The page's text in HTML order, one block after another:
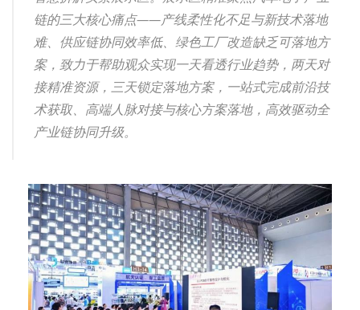
链的三大核心痛点——产线柔性化不足与新技术落地
难、供应链协同效率低、绿色工厂改造缺乏可落地方
案，致力于帮助观众实现一天看透行业趋势，两天对
接精准资源，三天锁定落地方案，一站式完成前沿技
术获取、高端人脉对接与核心方案落地，高效驱动全
产业链协同升级。